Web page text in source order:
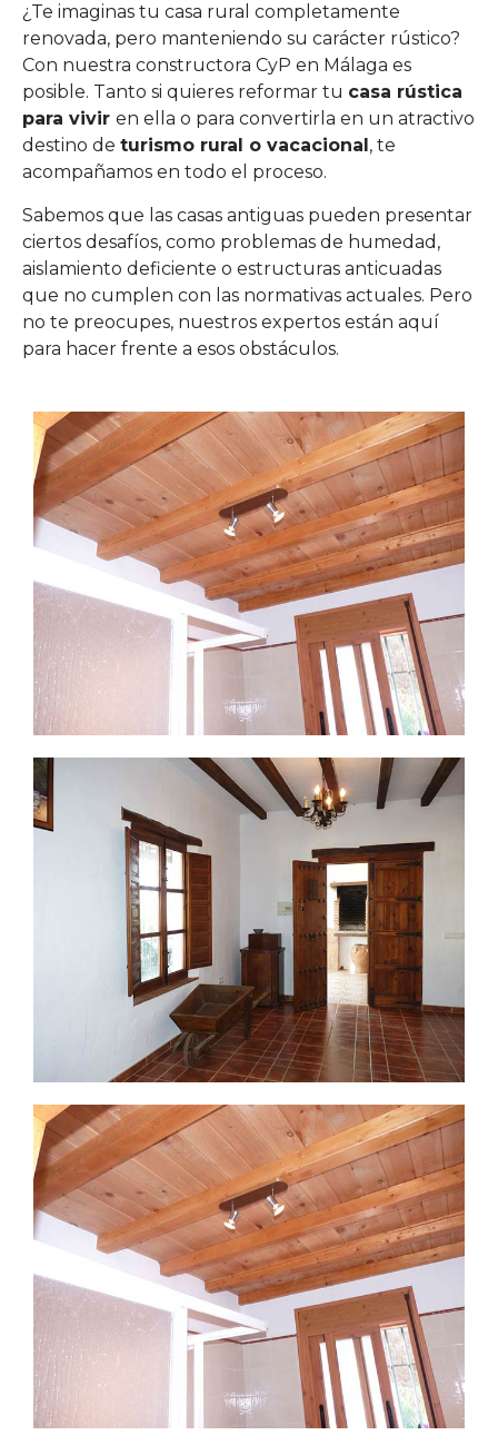
¿Te imaginas tu casa rural completamente
renovada, pero manteniendo su carácter rústico?
Con nuestra constructora CyP en Málaga es
posible. Tanto si quieres reformar tu casa rústica
para vivir en ella o para convertirla en un atractivo
destino de turismo rural o vacacional , te
acompañamos en todo el proceso.
Sabemos que las casas antiguas pueden presentar
ciertos desafíos, como problemas de humedad,
aislamiento deficiente o estructuras anticuadas
que no cumplen con las normativas actuales. Pero
no te preocupes, nuestros expertos están aquí
para hacer frente a esos obstáculos.